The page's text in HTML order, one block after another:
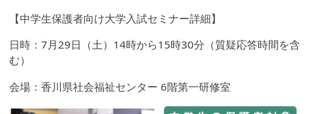
【中学生保護者向け大学入試セミナー詳細】
日時：7月29日（土）14時から15時30分（質疑応答時間を含
む）
会場：香川県社会福祉センター 6階第一研修室